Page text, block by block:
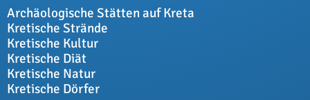
Archäologische Stätten auf Kreta
Kretische Strände
Kretische Kultur
Kretische Diät
Kretische Natur
Kretische Dörfer